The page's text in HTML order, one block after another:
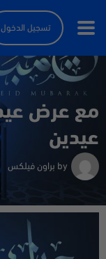
تسجيل الدخول
مع عرض
عيدين
by براون فيلكس